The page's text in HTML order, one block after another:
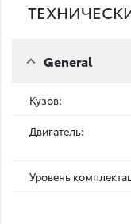
General
Кузов:
Двигатель:
Уровень